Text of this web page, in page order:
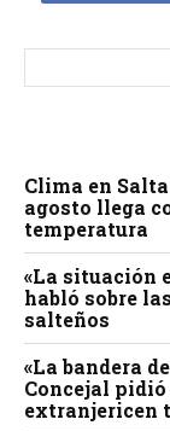
Clima en
agosto llega
temperatura
«La situación
habló sobre
salteños
«La bandera
Concejal pidió
extranjericen